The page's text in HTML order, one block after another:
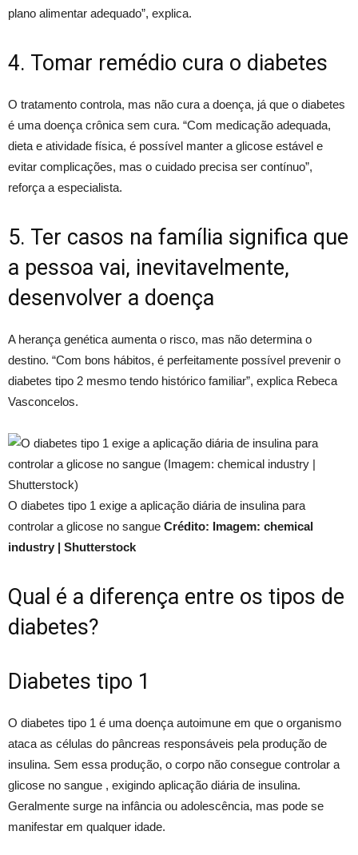
plano alimentar adequado”, explica.
4. Tomar remédio cura o diabetes
O tratamento controla, mas não cura a doença, já que o diabetes
é uma doença crônica sem cura. “Com medicação adequada,
dieta e atividade física, é possível manter a glicose estável e
evitar complicações, mas o cuidado precisa ser contínuo”,
reforça a especialista.
5. Ter casos na família significa que
a pessoa vai, inevitavelmente,
desenvolver a doença
A herança genética aumenta o risco, mas não determina o
destino. “Com bons hábitos, é perfeitamente possível prevenir o
diabetes tipo 2 mesmo tendo histórico familiar”, explica Rebeca
Vasconcelos.
O diabetes tipo 1 exige a aplicação diária de insulina para
controlar a glicose no sangue Crédito: Imagem: chemical
industry | Shutterstock
Qual é a diferença entre os tipos de
diabetes?
Diabetes tipo 1
O diabetes tipo 1 é uma doença autoimune em que o organismo
ataca as células do pâncreas responsáveis pela produção de
insulina. Sem essa produção, o corpo não consegue controlar a
glicose no sangue , exigindo aplicação diária de insulina.
Geralmente surge na infância ou adolescência, mas pode se
manifestar em qualquer idade.